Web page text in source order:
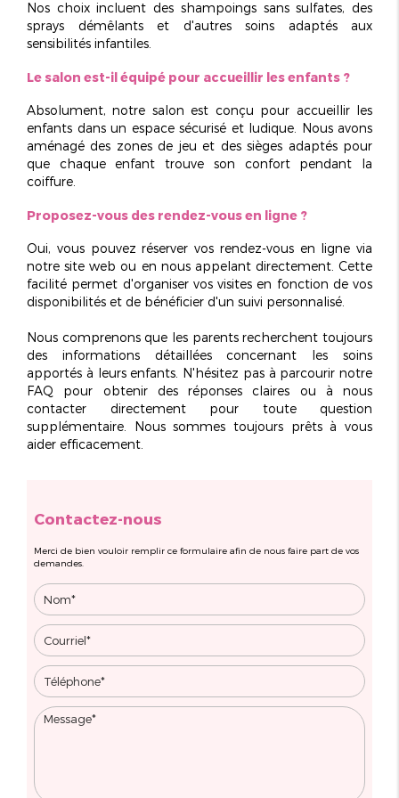
Nos choix incluent des shampoings sans sulfates, des
sprays démêlants et d'autres soins adaptés aux
sensibilités infantiles.
Le salon est-il équipé pour accueillir les enfants ?
Absolument, notre salon est conçu pour accueillir les
enfants dans un espace sécurisé et ludique. Nous avons
aménagé des zones de jeu et des sièges adaptés pour
que chaque enfant trouve son confort pendant la
coiffure.
Proposez-vous des rendez-vous en ligne ?
Oui, vous pouvez réserver vos rendez-vous en ligne via
notre site web ou en nous appelant directement. Cette
facilité permet d'organiser vos visites en fonction de vos
disponibilités et de bénéficier d'un suivi personnalisé.
Nous comprenons que les parents recherchent toujours
des informations détaillées concernant les soins
apportés à leurs enfants. N'hésitez pas à parcourir notre
FAQ pour obtenir des réponses claires ou à nous
contacter directement pour toute question
supplémentaire. Nous sommes toujours prêts à vous
aider efficacement.
Contactez-nous
Merci de bien vouloir remplir ce formulaire afin de nous faire part de vos
demandes.